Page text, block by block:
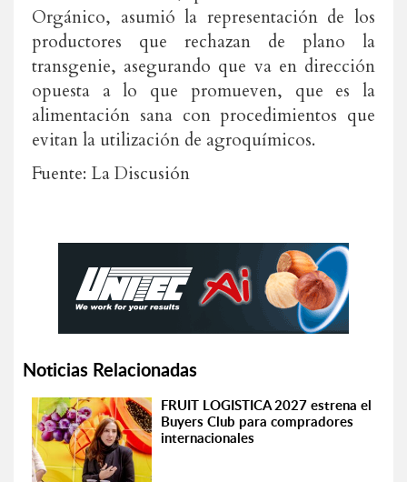
Orgánico, asumió la representación de los
productores que rechazan de plano la
transgenie, asegurando que va en dirección
opuesta a lo que promueven, que es la
alimentación sana con procedimientos que
evitan la utilización de agroquímicos.
Fuente: La Discusión
Noticias Relacionadas
FRUIT LOGISTICA 2027 estrena el
Buyers Club para compradores
internacionales